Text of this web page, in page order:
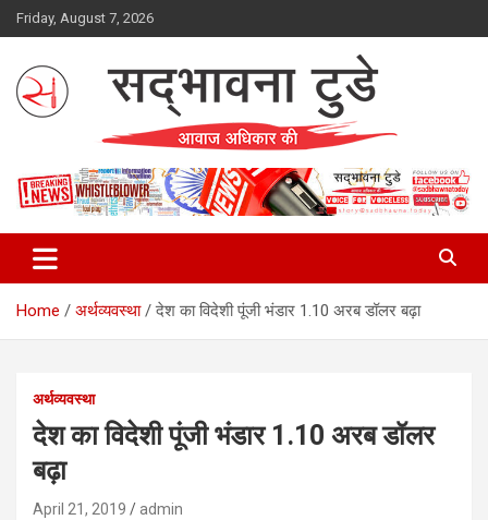
Skip
to
Friday, August 7, 2026
Sadbhawna Today
Home अर्थव्यवस्था देश का विदेशी पूंजी भंडार 1.10 अरब डॉलर बढ़ा
अर्थव्यवस्था
देश का विदेशी पूंजी भंडार 1.10 अरब डॉलर
बढ़ा
April 21, 2019 admin